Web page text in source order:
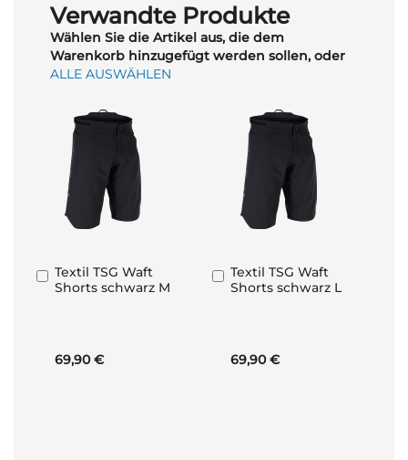
Verwandte Produkte
Wählen Sie die Artikel aus, die dem
Warenkorb hinzugefügt werden sollen, oder
ALLE AUSWÄHLEN
Textil TSG Waft
Shorts schwarz M
69,90 €
In
den
Textil TSG Waft
Shorts schwarz L
69,90 €
In
den